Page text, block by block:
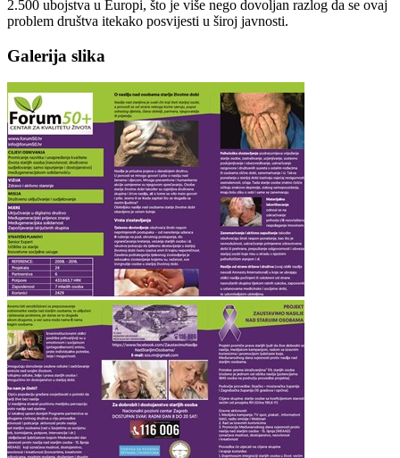
2.500 ubojstva u Europi, što je više nego dovoljan razlog da se ovaj
problem društva itekako posvijesti u široj javnosti.
Galerija slika